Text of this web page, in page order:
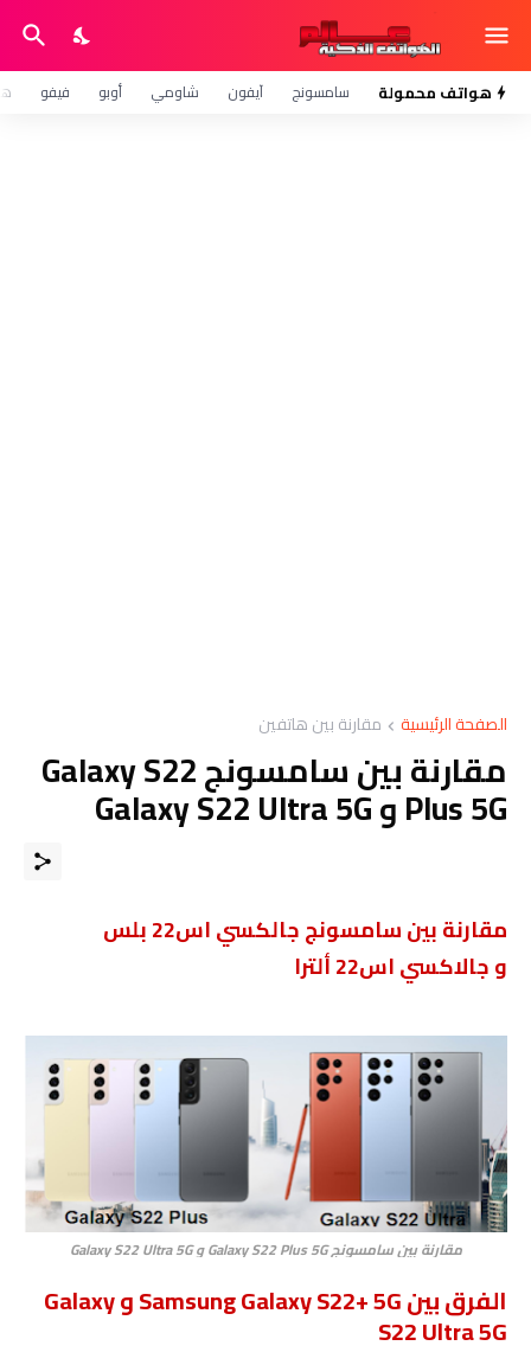
هواتف محمولة سامسونج آيفون شاومي أوبو فيفو
الصفحة الرئيسية مقارنة بين هاتفين
مقارنة بين سامسونج Galaxy S22
Plus 5G و Galaxy S22 Ultra 5G
مقارنة بين سامسونج جالكسي اس22 بلس
و جالاكسي اس22 ألترا
مقارنة بين سامسونج Galaxy S22 Plus 5G و Galaxy S22 Ultra 5G
الفرق بين Samsung Galaxy S22+ 5G و Galaxy
S22 Ultra 5G